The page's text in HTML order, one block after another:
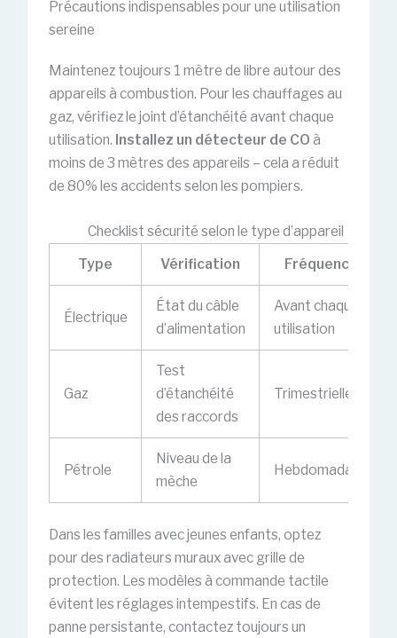
Précautions indispensables pour une utilisation
sereine
Maintenez toujours 1 mètre de libre autour des
appareils à combustion. Pour les chauffages au
gaz, vérifiez le joint d’étanchéité avant chaque
utilisation. Installez un détecteur de CO à
moins de 3 mètres des appareils – cela a réduit
de 80% les accidents selon les pompiers.
Checklist sécurité selon le type d’appareil
Type
Vérification Fréquence
Électrique
État du câble
d’alimentation
Avant chaque
utilisation
Gaz
Test
d’étanchéité
des raccords
Trimestrielle
Pétrole
Niveau de la
mèche
Hebdomadaire
Dans les familles avec jeunes enfants, optez
pour des radiateurs muraux avec grille de
protection. Les modèles à commande tactile
évitent les réglages intempestifs. En cas de
panne persistante, contactez toujours un